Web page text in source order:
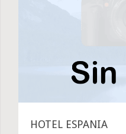
HOTEL ESPANIA